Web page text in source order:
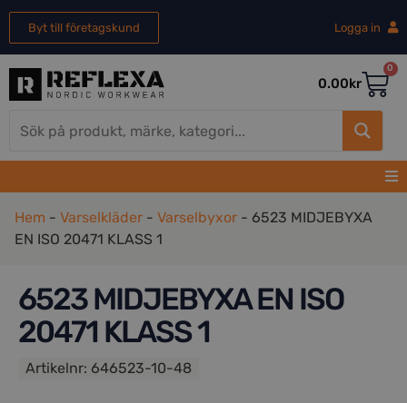
Byt till företagskund Logga in
0.00kr
0
Hem - Varselkläder - Varselbyxor - 6523 MIDJEBYXA
EN ISO 20471 KLASS 1
6523 MIDJEBYXA EN ISO
20471 KLASS 1
Artikelnr: 646523-10-48